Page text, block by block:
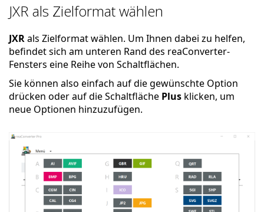
JXR als Zielformat wählen
JXRals Zielformat wählen. Um Ihnen dabei zu helfen,
befindet sich am unteren Rand des reaConverter-
Fensters eine Reihe von Schaltflächen.
Sie können also einfach auf die gewünschte Option
drücken oder auf die Schaltfläche Plus klicken, um
neue Optionen hinzuzufügen.